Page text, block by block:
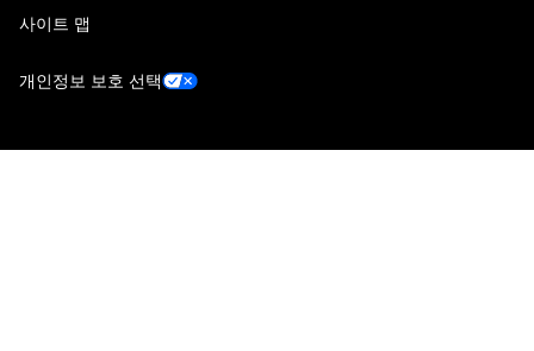
사이트 맵
개인정보 보호 선택